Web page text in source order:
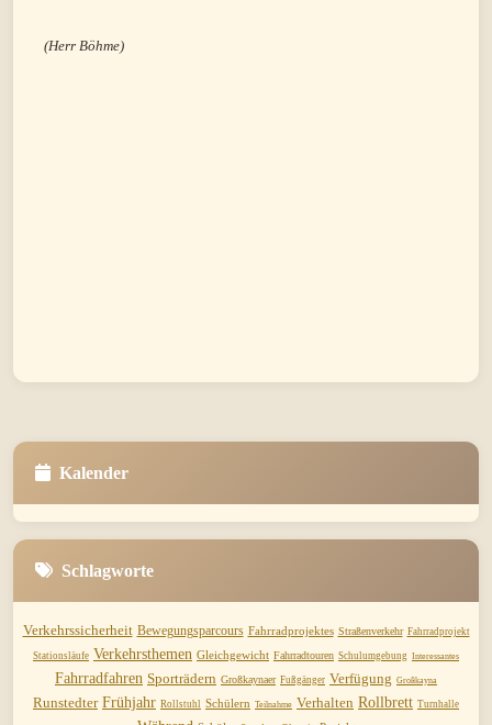
Kalender
Schlagworte
Verkehrssicherheit Bewegungsparcours Fahrradprojektes Straßenverkehr Fahrradprojekt
Stationsläufe Verkehrsthemen Gleichgewicht Fahrradtouren Schulumgebung Interessantes
Fahrradfahren Sporträdern Großkaynaer Fußgänger Verfügung Großkayna
Runstedter Frühjahr Rollstuhl Schülern Teilnahme Verhalten Rollbrett Turnhalle
(Herr Böhme)